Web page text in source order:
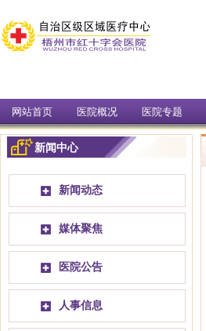
网站首页 医院概况 医院专题
新闻中心
新闻动态
媒体聚焦
医院公告
人事信息